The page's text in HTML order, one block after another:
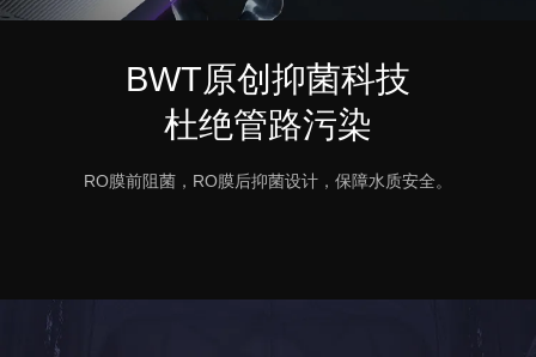
BWT原创抑菌科技
杜绝管路污染
RO膜前阻菌，RO膜后抑菌设计，保障水质安全。